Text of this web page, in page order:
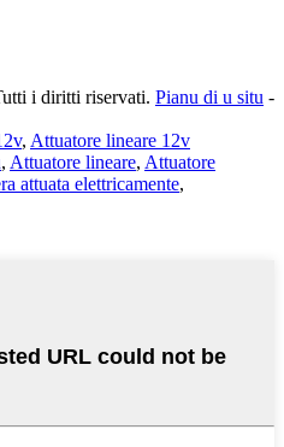
i diritti riservati. Pianu di u situ -
, Attuatore lineare 12v
, Attuatore lineare, Attuatore
attuata elettricamente,